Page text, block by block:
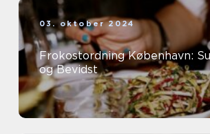
03. oktober 2024
Frokostordning København:
og Bevidst